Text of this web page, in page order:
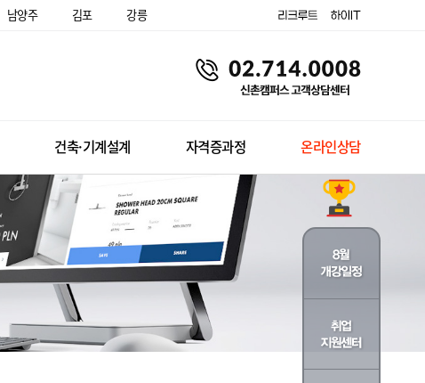
남양주 김포 강릉
건축·기계설계 자격증과정 온라인상담